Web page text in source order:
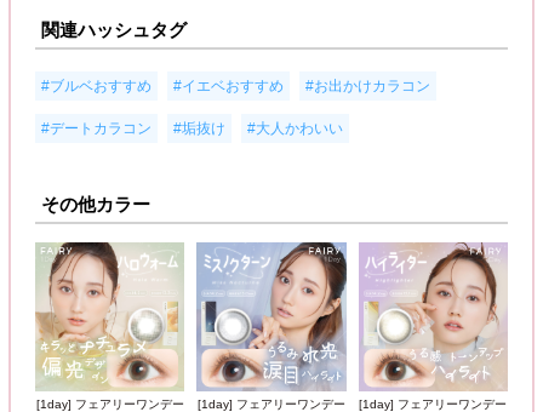
関連ハッシュタグ
#ブルベおすすめ #イエベおすすめ #お出かけカラコン
#デートカラコン #垢抜け #大人かわいい
その他カラー
[1day] フェアリーワンデー
[1day] フェアリーワンデー
[1day] フェアリーワンデー